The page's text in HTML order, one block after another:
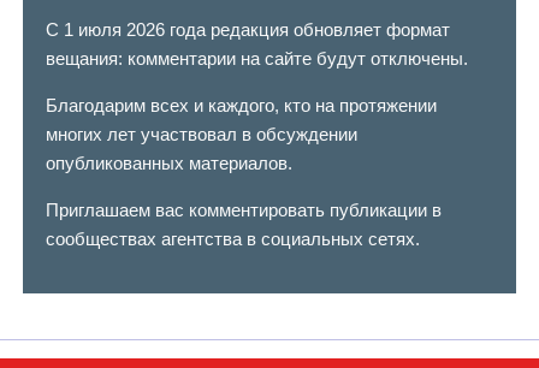
С 1 июля 2026 года редакция обновляет формат
вещания: комментарии на сайте будут отключены.
Благодарим всех и каждого, кто на протяжении
многих лет участвовал в обсуждении
опубликованных материалов.
Приглашаем вас комментировать публикации в
сообществах агентства в социальных сетях.